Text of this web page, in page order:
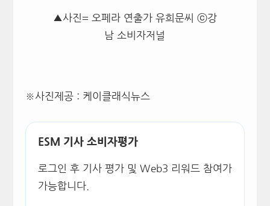
▲사진= 오페라 연출가 유희문씨 ⓒ강
남 소비자저널
​※사진제공 : 케이클래식뉴스
ESM 기사 소비자평가
로그인 후 기사 평가 및 Web3 리워드 참여가
가능합니다.